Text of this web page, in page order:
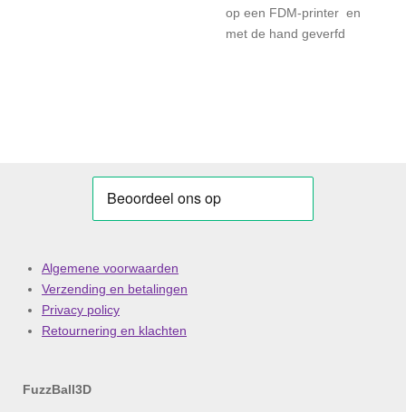
op een FDM-printer en
met de hand geverfd
Algemene voorwaarden
Verzending en betalingen
Privacy policy
Retournering en klachten
FuzzBall3D